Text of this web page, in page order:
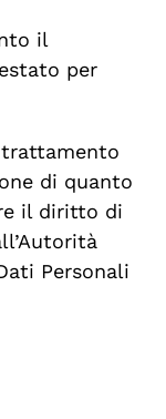
il
per
di quanto
il diritto di
Personali